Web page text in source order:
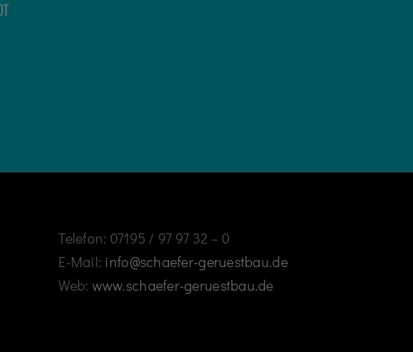
Telefon: 07195 / 97 97 32 – 0
E-Mail: info@schaefer-geruestbau.de
Web: www.schaefer-geruestbau.de